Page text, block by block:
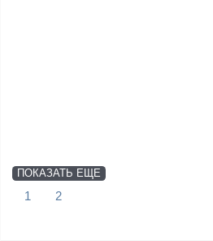
ПОКАЗАТЬ ЕЩЕ
1 2